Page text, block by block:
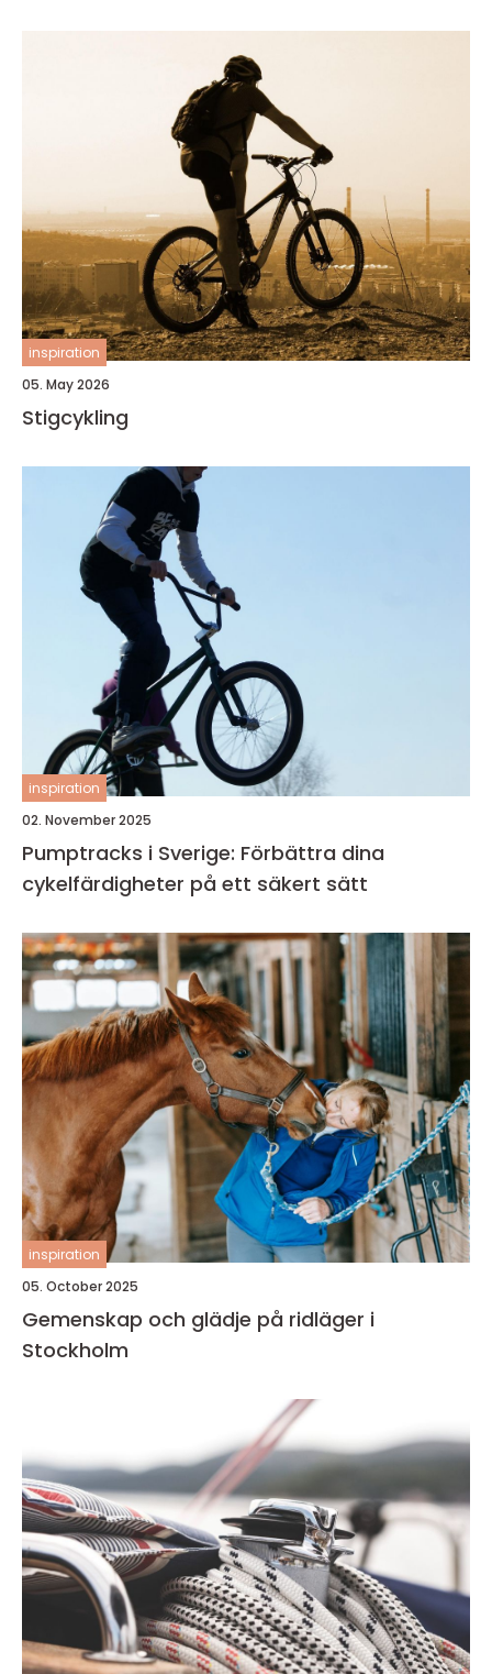
inspiration
05. May 2026
Stigcykling
inspiration
02. November 2025
Pumptracks i Sverige: Förbättra dina
cykelfärdigheter på ett säkert sätt
inspiration
05. October 2025
Gemenskap och glädje på ridläger i
Stockholm